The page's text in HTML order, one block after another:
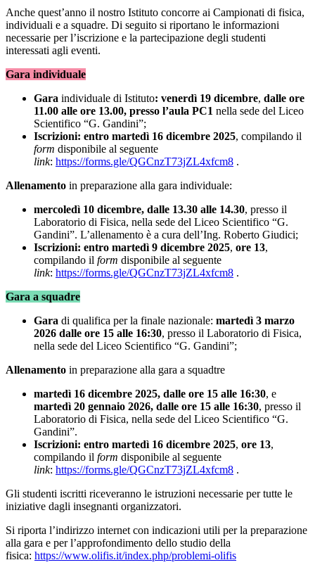
Anche quest’anno il nostro Istituto concorre ai Campionati di fisica,
individuali e a squadre. Di seguito si riportano le informazioni
necessarie per l’iscrizione e la partecipazione degli studenti
interessati agli eventi.
Gara individuale
Gara individuale di Istituto: venerdì 19 dicembre, dalle ore
11.00 alle ore 13.00, presso l’aula PC1 nella sede del Liceo
Scientifico “G. Gandini”;
Iscrizioni: entro martedì 16 dicembre 2025, compilando il
form disponibile al seguente
link: https://forms.gle/QGCnzT73jZL4xfcm8 .
Allenamento in preparazione alla gara individuale:
mercoledì 10 dicembre, dalle 13.30 alle 14.30, presso il
Laboratorio di Fisica, nella sede del Liceo Scientifico “G.
Gandini”. L’allenamento è a cura dell’Ing. Roberto Giudici;
Iscrizioni: entro martedì 9 dicembre 2025, ore 13,
compilando il form disponibile al seguente
link: https://forms.gle/QGCnzT73jZL4xfcm8 .
Gara a squadre
Gara di qualifica per la finale nazionale: martedì 3 marzo
2026 dalle ore 15 alle 16:30, presso il Laboratorio di Fisica,
nella sede del Liceo Scientifico “G. Gandini”;
Allenamento in preparazione alla gara a squadtre
martedì 16 dicembre 2025, dalle ore 15 alle 16:30, e
martedì 20 gennaio 2026, dalle ore 15 alle 16:30, presso il
Laboratorio di Fisica, nella sede del Liceo Scientifico “G.
Gandini”.
Iscrizioni: entro martedì 16 dicembre 2025, ore 13,
compilando il form disponibile al seguente
link: https://forms.gle/QGCnzT73jZL4xfcm8 .
Gli studenti iscritti riceveranno le istruzioni necessarie per tutte le
iniziative dagli insegnanti organizzatori.
Si riporta l’indirizzo internet con indicazioni utili per la preparazione
alla gara e per l’approfondimento dello studio della
fisica: https://www.olifis.it/index.php/problemi-olifis